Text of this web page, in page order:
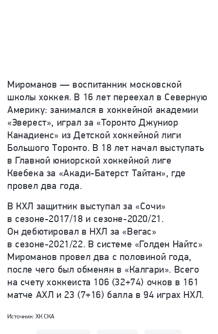
Мироманов — воспитанник московской
школы хоккея. В 16 лет переехал в Северную
Америку: занимался в хоккейной академии
«Эверест», играл за «Торонто Джуниор
Канадиенс» из Детской хоккейной лиги
Большого Торонто. В 18 лет начал выступать
в Главной юниорской хоккейной лиге
Квебека за «Акади-Батерст Тайтан», где
провел два года.
В КХЛ защитник выступал за «Сочи»
в сезоне-2017/18 и сезоне-2020/21.
Он дебютировал в НХЛ за «Вегас»
в сезоне-2021/22. В системе «Голден Найтс»
Мироманов провел два с половиной года,
после чего был обменян в «Калгари». Всего
на счету хоккеиста 106 (32+74) очков в 161
матче АХЛ и 23 (7+16) балла в 94 играх НХЛ.
Источник: ХК СКА